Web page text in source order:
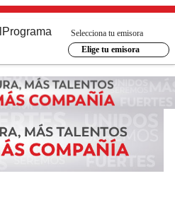
Programa
Selecciona tu emisora
Elige tu emisora